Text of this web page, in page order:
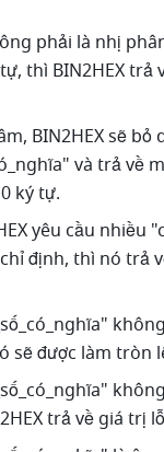
phải là nhị
thì BIN2HEX trả
BIN2HEX sẽ bỏ
và trả về
ký tự.
yêu cầu nhiều
định, thì nó trả
sẽ được làm tròn
trả về giá trị